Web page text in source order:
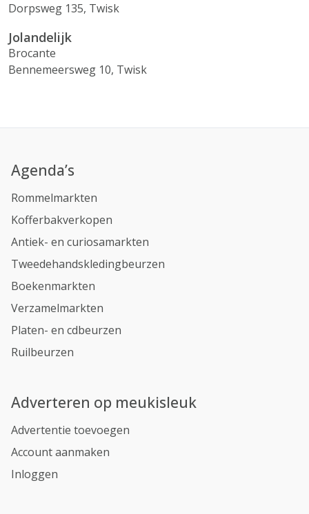
Dorpsweg 135, Twisk
Jolandelijk
Brocante
Bennemeersweg 10, Twisk
Agenda’s
Rommelmarkten
Kofferbakverkopen
Antiek- en curiosamarkten
Tweedehandskledingbeurzen
Boekenmarkten
Verzamelmarkten
Platen- en cdbeurzen
Ruilbeurzen
Adverteren op meukisleuk
Advertentie toevoegen
Account aanmaken
Inloggen